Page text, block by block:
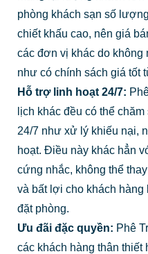
phòng khách sạn số
chiết khấu cao, nên giá
các đơn vị khác do không
như có chính sách giá tốt
Hỗ trợ linh hoạt 24/7:
lịch khác đều có thể
24/7 như xử lý khiếu nại,
hoạt. Điều này khác hẳn
cứng nhắc, không thể
và bất lợi cho khách hàng
đặt phòng.
Ưu đãi đặc quyền: Phê
các khách hàng thân thiết